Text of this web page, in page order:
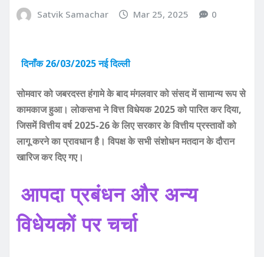
Satvik Samachar Mar 25, 2025 0
दिनाँक 26/03/2025 नई दिल्ली
सोमवार को जबरदस्त हंगामे के बाद मंगलवार को संसद में सामान्य रूप से
कामकाज हुआ। लोकसभा ने वित्त विधेयक 2025 को पारित कर दिया,
जिसमें वित्तीय वर्ष 2025-26 के लिए सरकार के वित्तीय प्रस्तावों को
लागू करने का प्रावधान है। विपक्ष के सभी संशोधन मतदान के दौरान
खारिज कर दिए गए।
आपदा प्रबंधन और अन्य
विधेयकों पर चर्चा